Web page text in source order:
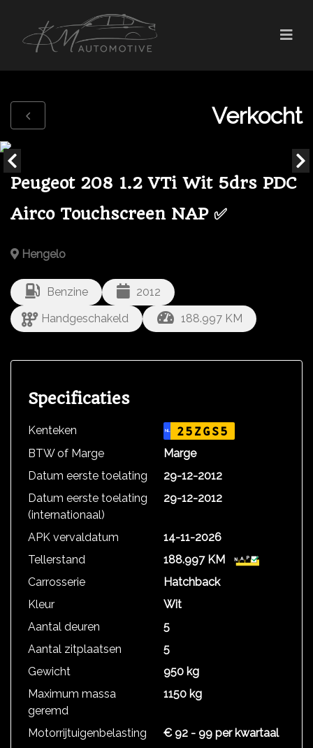
Verkocht
Peugeot 208 1.2 VTi Wit 5drs PDC
Airco Touchscreen NAP ✅
Hengelo
Benzine
2012
Handgeschakeld
188.997 KM
Specificaties
Kenteken NL 25ZGS5
BTW of Marge
Marge
Datum eerste toelating
29-12-2012
Datum eerste toelating
(internationaal)
29-12-2012
APK vervaldatum
14-11-2026
Tellerstand
188.997 KM
Carrosserie
Hatchback
Kleur
Wit
Aantal deuren
5
Aantal zitplaatsen
5
Gewicht
950 kg
Maximum massa
geremd
1150 kg
Motorrijtuigenbelasting
€ 92 - 99 per kwartaal